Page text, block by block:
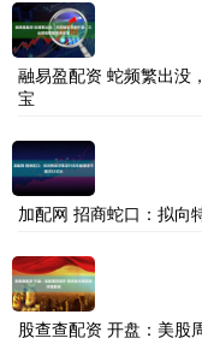
融易盈配资 蛇频繁出没
宝
加配网 招商蛇口：拟向
股查查配资 开盘：美股